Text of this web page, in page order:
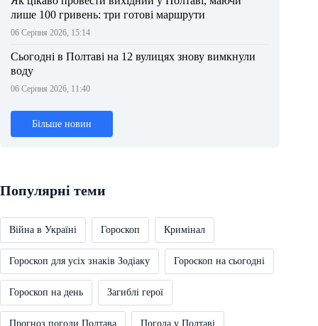
лише 100 гривень: три готові маршрути
06 Серпня 2026, 15:14
Сьогодні в Полтаві на 12 вулицях знову вимкнули
воду
06 Серпня 2026, 11:40
Більше новин
Популярні теми
Війна в Україні Гороскоп Кримінал
Гороскоп для усіх знаків Зодіаку Гороскоп на сьогодні
Гороскоп на день Загиблі герої
Прогноз погоди Полтава Погода у Полтаві